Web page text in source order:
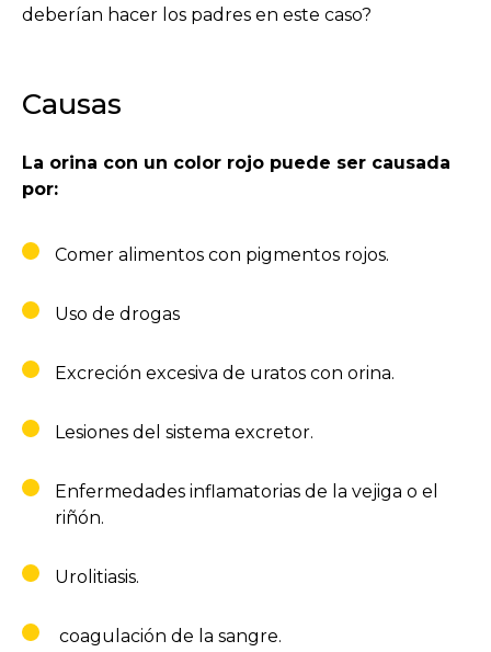
deberían hacer los padres en este caso?
Causas
La orina con un color rojo puede ser causada
por:
Comer alimentos con pigmentos rojos.
Uso de drogas
Excreción excesiva de uratos con orina.
Lesiones del sistema excretor.
Enfermedades inflamatorias de la vejiga o el
riñón.
Urolitiasis.
coagulación de la sangre.